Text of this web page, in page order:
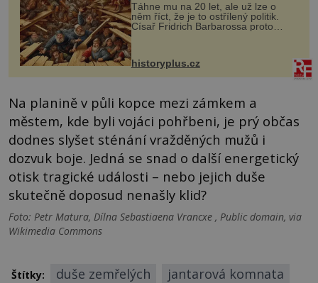
Táhne mu na 20 let, ale už lze o
něm říct, že je to ostřílený politik.
Císař Fridrich Barbarossa proto
posílá svého syna a dědice Jindřicha
VI. do Erfurtu, aby se stal
prostředníkem při řešení sporu m...
historyplus.cz
Na planině v půli kopce mezi zámkem a
městem, kde byli vojáci pohřbeni, je prý občas
dodnes slyšet sténání vražděných mužů i
dozvuk boje. Jedná se snad o další energetický
otisk tragické události – nebo jejich duše
skutečně doposud nenašly klid?
Foto: Petr Matura, Dílna Sebastiaena Vrancxe , Public domain, via
Wikimedia Commons
Štítky: duše zemřelých
jantarová komnata